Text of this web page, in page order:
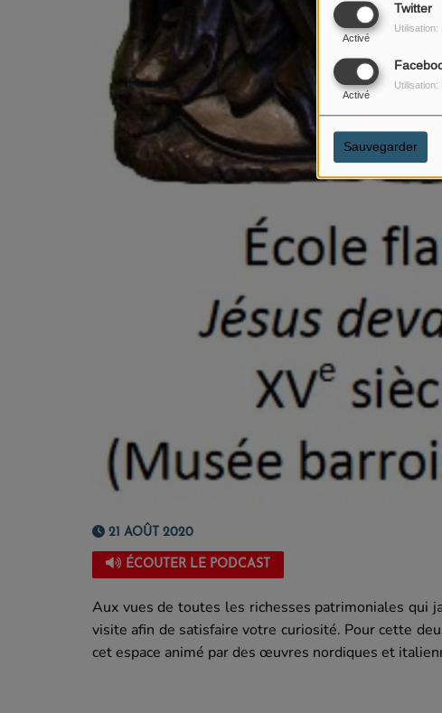
Twitter
Activé
Utilisation:
Activé
Utilisation:
Sauvegarder
21 AOÛT 2020
ÉCOUTER LE PODCAST
Aux vues de toutes les richesses patrimoniales qui
visite afin de satisfaire votre curiosité. Pour cette
cet espace animé par des œuvres nordiques et